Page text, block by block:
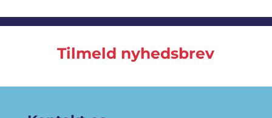
Tilmeld nyhedsbrev